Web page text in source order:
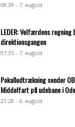
08:39 - 7. august
LEDER: Velfærdens
direktionsgangen
07:35 - 7. august
Pokallodtrækning sender
Middelfart på udebane i
21:28 - 6. august